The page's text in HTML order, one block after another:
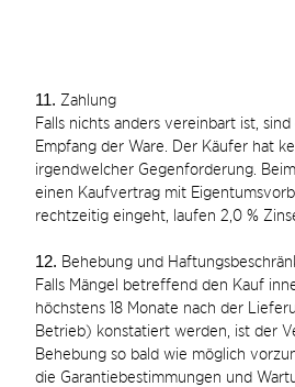
11. Zahlung
Falls nichts anders vereinbart ist,
Empfang der Ware. Der Käufer hat
irgendwelcher Gegenforderung.
einen Kaufvertrag mit
rechtzeitig eingeht, laufen 2,0 %
12. Behebung und
Falls Mängel betreffend den Kauf
höchstens 18 Monate nach der
Betrieb) konstatiert werden, ist der
Behebung so bald wie möglich
die Garantiebestimmungen und